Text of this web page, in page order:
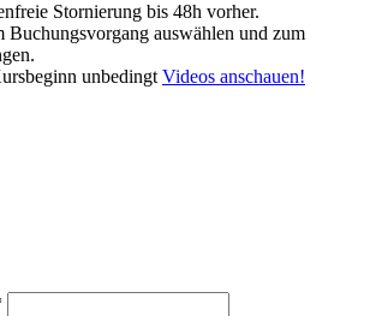
Stornierung bis 48h vorher.
Buchungsvorgang auswählen und zum
unbedingt Videos anschauen!